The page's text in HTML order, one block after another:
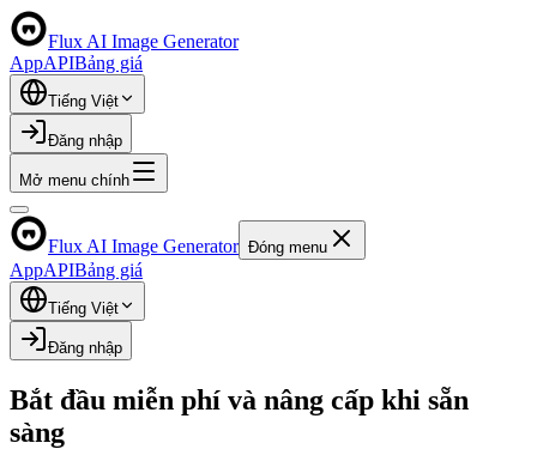
Flux AI Image Generator
AppAPIBảng giá
Tiếng Việt
Đăng nhập
Mở menu chính
Flux AI Image Generator Đóng menu
AppAPIBảng giá
Tiếng Việt
Đăng nhập
Bắt đầu miễn phí và nâng cấp khi sẵn
sàng